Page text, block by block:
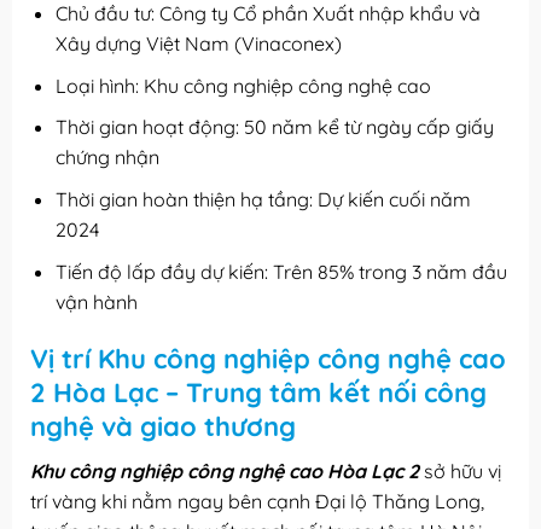
Chủ đầu tư: Công ty Cổ phần Xuất nhập khẩu và
Xây dựng Việt Nam (Vinaconex)
Loại hình: Khu công nghiệp công nghệ cao
Thời gian hoạt động: 50 năm kể từ ngày cấp giấy
chứng nhận
Thời gian hoàn thiện hạ tầng: Dự kiến cuối năm
2024
Tiến độ lấp đầy dự kiến: Trên 85% trong 3 năm đầu
vận hành
Vị trí Khu công nghiệp công nghệ cao
2 Hòa Lạc – Trung tâm kết nối công
nghệ và giao thương
Khu công nghiệp công nghệ cao Hòa Lạc 2sở hữu vị
trí vàng khi nằm ngay bên cạnh Đại lộ Thăng Long,